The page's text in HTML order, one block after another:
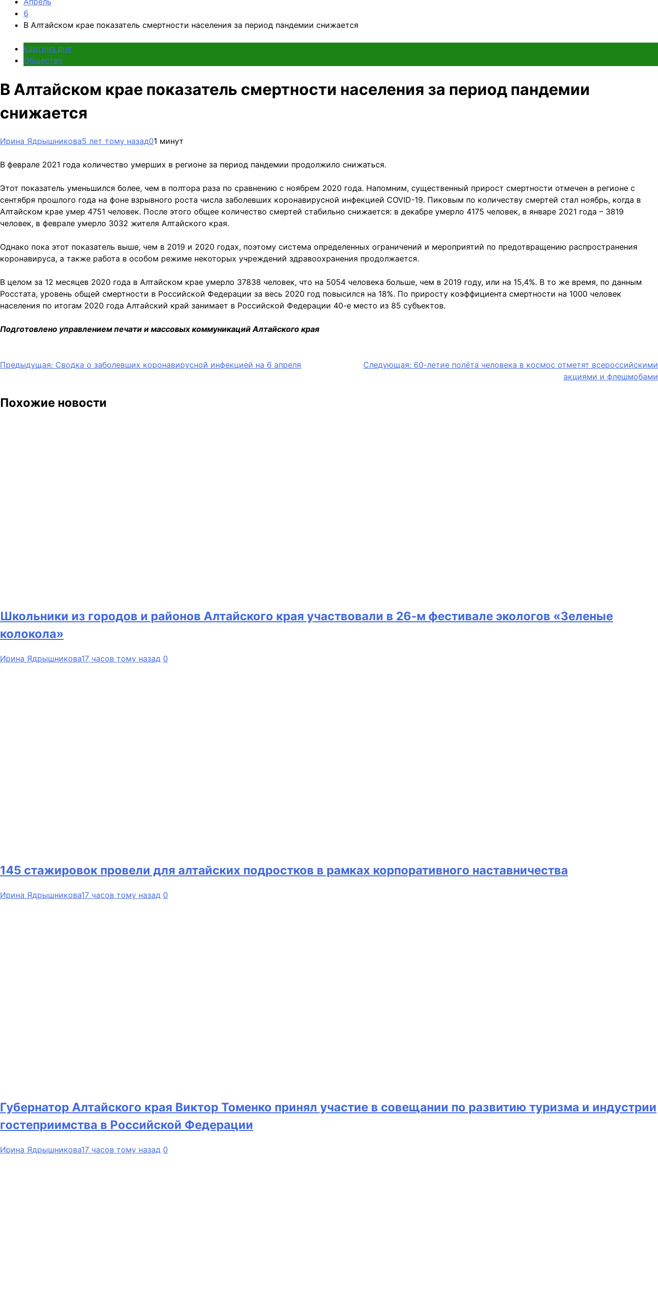
6
В Алтайском крае показатель смертности населения за период пандемии снижается
Картина дня
Общество
В Алтайском крае показатель смертности населения за период пандемии
снижается
Ирина Ядрышникова5 лет тому назад01 минут
В феврале 2021 года количество умерших в регионе за период пандемии продолжило снижаться.
Этот показатель уменьшился более, чем в полтора раза по сравнению с ноябрем 2020 года. Напомним, существенный прирост смертности отмечен в регионе с
сентября прошлого года на фоне взрывного роста числа заболевших коронавирусной инфекцией COVID-19. Пиковым по количеству смертей стал ноябрь, когда в
Алтайском крае умер 4751 человек. После этого общее количество смертей стабильно снижается: в декабре умерло 4175 человек, в январе 2021 года – 3819
человек, в феврале умерло 3032 жителя Алтайского края.
Однако пока этот показатель выше, чем в 2019 и 2020 годах, поэтому система определенных ограничений и мероприятий по предотвращению распространения
коронавируса, а также работа в особом режиме некоторых учреждений здравоохранения продолжается.
В целом за 12 месяцев 2020 года в Алтайском крае умерло 37838 человек, что на 5054 человека больше, чем в 2019 году, или на 15,4%. В то же время, по данным
Росстата, уровень общей смертности в Российской Федерации за весь 2020 год повысился на 18%. По приросту коэффициента смертности на 1000 человек
населения по итогам 2020 года Алтайский край занимает в Российской Федерации 40-е место из 85 субъектов.
Подготовлено управлением печати и массовых коммуникаций Алтайского края
Навигация
записям
Предыдущая: Сводка о заболевших коронавирусной инфекцией на 6 апреля Следующая: 60-летие полёта человека в космос отметят всероссийскими
акциями и флешмобами
Похожие новости
Школьники из городов и районов Алтайского края участвовали в 26-м фестивале экологов «Зеленые
колокола»
Ирина Ядрышникова17 часов тому назад 0
145 стажировок провели для алтайских подростков в рамках корпоративного наставничества
Ирина Ядрышникова17 часов тому назад 0
Губернатор Алтайского края Виктор Томенко принял участие в совещании по развитию туризма и индустрии
гостеприимства в Российской Федерации
Ирина Ядрышникова17 часов тому назад 0